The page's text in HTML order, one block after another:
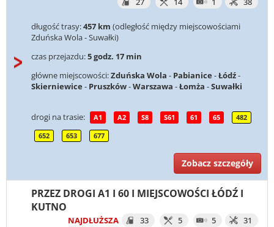
długość trasy:457 km (odległość między miejscowościami
Zduńska Wola - Suwałki)
czas przejazdu:5 godz. 17 min
główne miejscowości:Zduńska Wola - Pabianice -Łódź-
Skierniewice - Pruszków-Warszawa -Łomża -Suwałki
drogi na trasie: A1 A2 S8 S61 61 65 482
652 653 677
Zobacz szczegóły
PRZEZ DROGI A1 I 60 I MIEJSCOWOŚCI ŁÓDŹ I
KUTNO
NAJDŁUŻSZA 33 5 5 31